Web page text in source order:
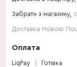
Забрати з магазину,
Доставка Новою
Оплата
LiqPay Готівка